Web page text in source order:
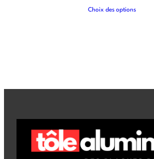
Choix des options